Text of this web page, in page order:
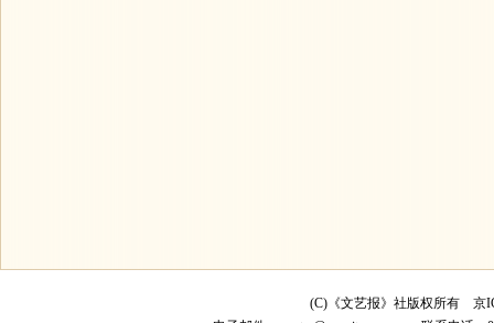
(C)《文艺报》社版权所有 京